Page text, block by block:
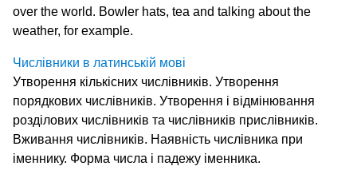
over the world. Bowler hats, tea and talking about the
weather, for example.
Числівники в латинській мові
Утворення кількісних числівників. Утворення
порядкових числівників. Утворення і відмінювання
розділових числівників та числівників прислівників.
Вживання числівників. Наявність числівника при
іменнику. Форма числа і падежу іменника.